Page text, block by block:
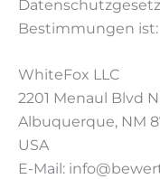
Bestimmungen ist:
WhiteFox LLC
2201 Menaul Blvd
Albuquerque, NM
USA
E-Mail: